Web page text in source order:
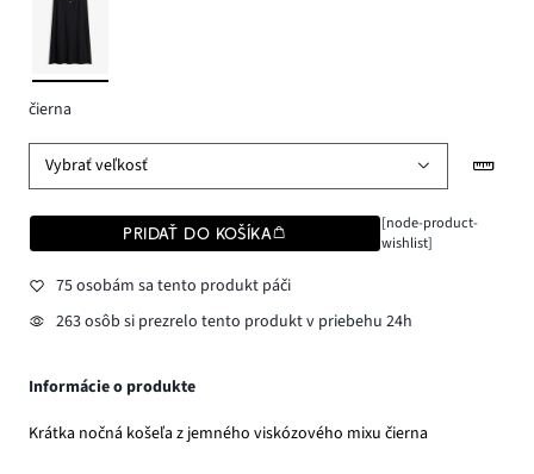
čierna
Vybrať veľkosť
PRIDAŤ DO KOŠÍKA
[node-product-
wishlist]
75 osobám sa tento produkt páči
263 osôb si prezrelo tento produkt v priebehu 24h
Informácie o produkte
Krátka nočná košeľa z jemného viskózového mixu čierna